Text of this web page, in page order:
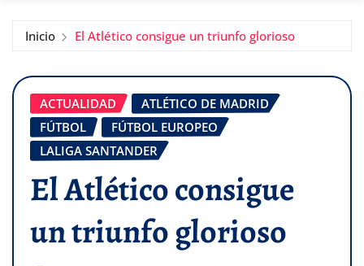
Inicio El Atlético consigue un triunfo glorioso
ACTUALIDAD
ATLÉTICO DE MADRID
FÚTBOL
FÚTBOL EUROPEO
LALIGA SANTANDER
El Atlético consigue
un triunfo glorioso